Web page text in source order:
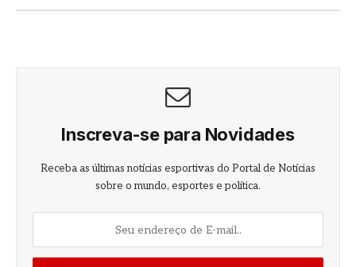
Inscreva-se para Novidades
Receba as últimas notícias esportivas do Portal de Notícias
sobre o mundo, esportes e política.